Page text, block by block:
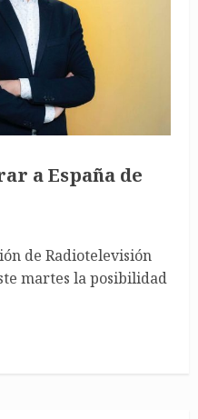
a España de
de Radiotelevisión
martes la posibilidad